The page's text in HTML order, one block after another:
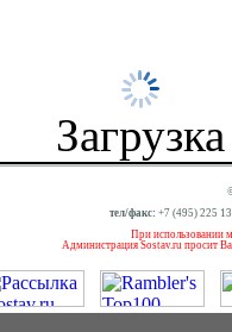
Загрузка
тел/факс: +7 (495) 225
При использовании
Администрация Sostav.ru просит